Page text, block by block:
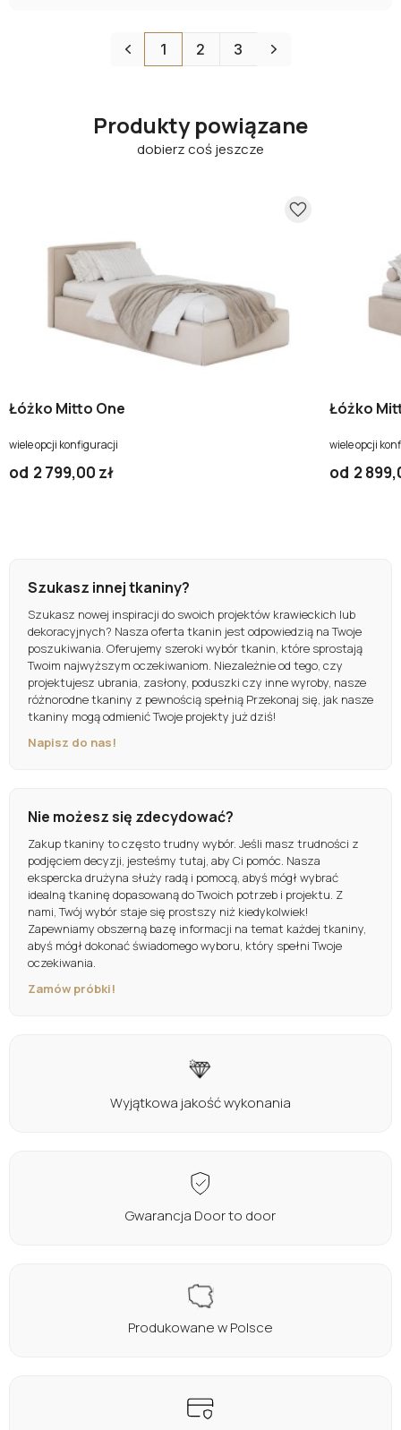
Produkty powiązane
dobierz coś jeszcze
Łóżko Mitto One
wiele opcji konfiguracji
od 2 799,00 zł
Łóżko
wiele opcji
od 2
Szukasz innej tkaniny?
Szukasz nowej inspiracji do swoich projektów krawieckich lub
dekoracyjnych? Nasza oferta tkanin jest odpowiedzią na Twoje
poszukiwania. Oferujemy szeroki wybór tkanin, które sprostają
Twoim najwyższym oczekiwaniom. Niezależnie od tego, czy
projektujesz ubrania, zasłony, poduszki czy inne wyroby, nasze
różnorodne tkaniny z pewnością spełnią Przekonaj się, jak nasze
tkaniny mogą odmienić Twoje projekty już dziś!
Napisz do nas!
Nie możesz się zdecydować?
Zakup tkaniny to często trudny wybór. Jeśli masz trudności z
podjęciem decyzji, jesteśmy tutaj, aby Ci pomóc. Nasza
ekspercka drużyna służy radą i pomocą, abyś mógł wybrać
idealną tkaninę dopasowaną do Twoich potrzeb i projektu. Z
nami, Twój wybór staje się prostszy niż kiedykolwiek!
Zapewniamy obszerną bazę informacji na temat każdej tkaniny,
abyś mógł dokonać świadomego wyboru, który spełni Twoje
oczekiwania.
Zamów próbki!
Wyjątkowa jakość wykonania
Gwarancja Door to door
Produkowane w Polsce